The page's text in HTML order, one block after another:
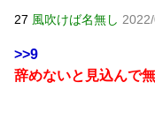
27 風吹けば名無し
>>9
辞めないと見込んで